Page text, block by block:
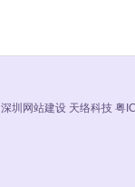
深圳网站建设 天络科技 粤